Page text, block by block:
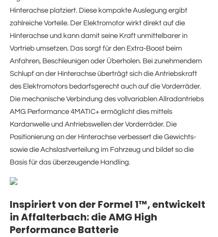
Hinterachse platziert. Diese kompakte Auslegung ergibt
zahlreiche Vorteile. Der Elektromotor wirkt direkt auf die
Hinterachse und kann damit seine Kraft unmittelbarer in
Vortrieb umsetzen. Das sorgt für den Extra-Boost beim
Anfahren, Beschleunigen oder Überholen. Bei zunehmendem
Schlupf an der Hinterachse überträgt sich die Antriebskraft
des Elektromotors bedarfsgerecht auch auf die Vorderräder.
Die mechanische Verbindung des vollvariablen Allradantriebs
AMG Performance 4MATIC+ ermöglicht dies mittels
Kardanwelle und Antriebswellen der Vorderräder. Die
Positionierung an der Hinterachse verbessert die Gewichts-
sowie die Achslastverteilung im Fahrzeug und bildet so die
Basis für das überzeugende Handling.
Inspiriert von der Formel 1™, entwickelt
in Affalterbach: die AMG High
Performance Batterie